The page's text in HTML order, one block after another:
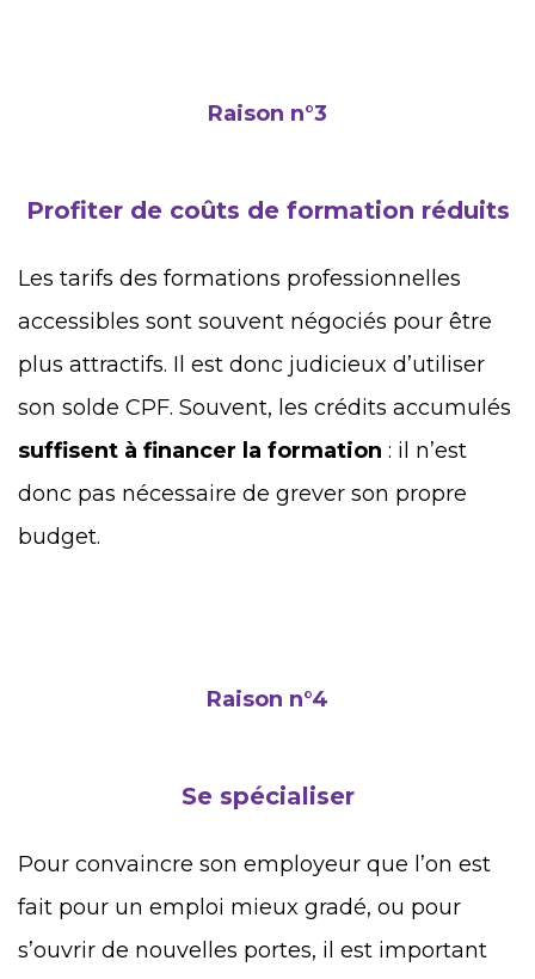
Raison n°3
Profiter de coûts de formation réduits
Les tarifs des formations professionnelles
accessibles sont souvent négociés pour être
plus attractifs. Il est donc judicieux d’utiliser
son solde CPF. Souvent, les crédits accumulés
suffisent à financer la formation : il n’est
donc pas nécessaire de grever son propre
budget.
Raison n°4
Se spécialiser
Pour convaincre son employeur que l’on est
fait pour un emploi mieux gradé, ou pour
s’ouvrir de nouvelles portes, il est important